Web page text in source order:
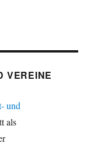
VEREINE
und
als